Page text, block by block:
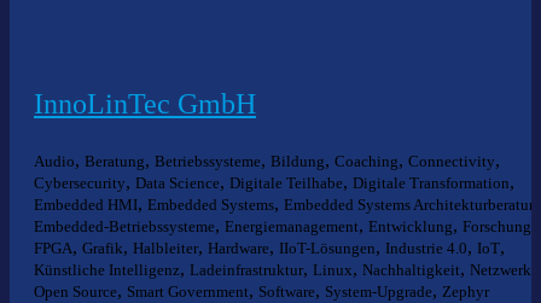
InnoLinTec GmbH
Audio, Beratung, Betriebssysteme, Bildung, Coaching, Connectivity,
Cybersecurity, Data Science, Digitale Teilhabe, Digitale Transformation,
Embedded HMI, Embedded Systems, Embedded Systems
Embedded-Betriebssysteme, Energiemanagement, Entwicklung, Forschung
FPGA, Grafik, Halbleiter, Hardware, IIoT-Lösungen, Industrie 4.0, IoT,
Künstliche Intelligenz, Ladeinfrastruktur, Linux, Nachhaltigkeit, Netzwerke
Open Source, Smart Government, Software, System-Upgrade, Zephyr